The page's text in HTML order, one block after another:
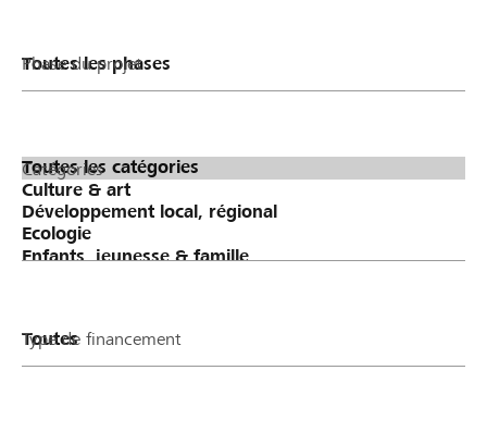
Phase du projet
Catégories
Type de financement